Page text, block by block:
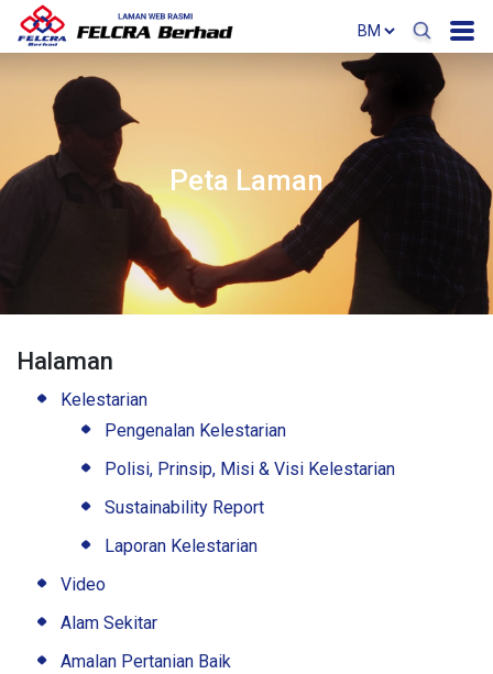
Peta Laman
Halaman
Kelestarian
Pengenalan Kelestarian
Polisi, Prinsip, Misi & Visi Kelestarian
Sustainability Report
Laporan Kelestarian
Video
Alam Sekitar
Amalan Pertanian Baik